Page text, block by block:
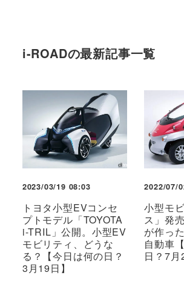
i-ROADの最新記事一覧
2023/03/19 08:03
トヨタ小型EVコンセ
プトモデル「TOYOTA
i-TRIL」公開。小型EV
モビリティ、どうな
る？【今日は何の日？
3月19日】
2022/07/
小型モ
ス」発
が作っ
自動車
日？7月